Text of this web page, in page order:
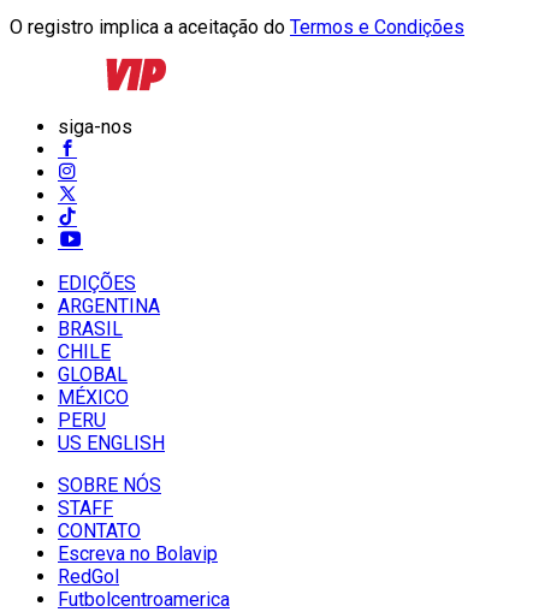
O registro implica a aceitação do Termos e Condições
siga-nos
EDIÇÕES
ARGENTINA
BRASIL
CHILE
GLOBAL
MÉXICO
PERU
US ENGLISH
SOBRE NÓS
STAFF
CONTATO
Escreva no Bolavip
RedGol
Futbolcentroamerica